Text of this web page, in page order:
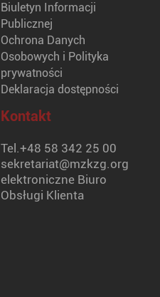
Biuletyn Informacji
Publicznej
Ochrona Danych
Osobowych i Polityka
prywatności
Deklaracja dostępności
Kontakt
Tel.+48 58 342 25 00
sekretariat@mzkzg.org
elektroniczne Biuro
Obsługi Klienta